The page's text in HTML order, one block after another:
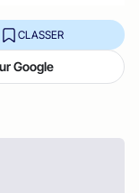
CLASSER
Google